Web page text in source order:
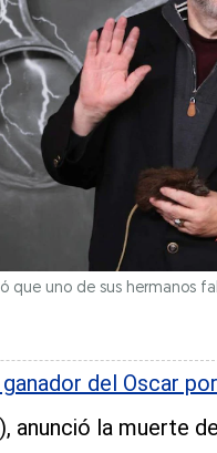
que uno de sus hermanos
del Oscar por
anunció la muerte